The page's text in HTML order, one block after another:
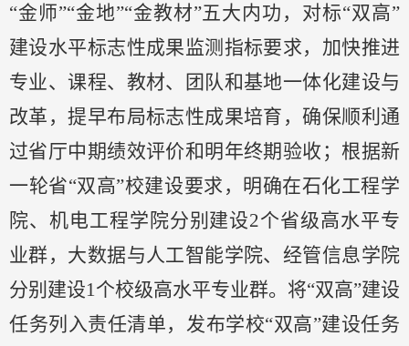
“金师”“金地”“金教材”五大内功，对标“双高”
建设水平标志性成果监测指标要求，加快推进
专业、课程、教材、团队和基地一体化建设与
改革，提早布局标志性成果培育，确保顺利通
过省厅中期绩效评价和明年终期验收； 根据新
一轮省“双高”校建设要求，明确在石化工程学
院、机电工程学院分别建设2个省级高水平专
业群，大数据与人工智能学院、经管信息学院
分别建设1个校级高水平专业群。将“双高”建设
任务列入责任清单，发布学校“双高”建设任务